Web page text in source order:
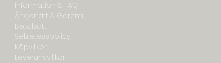
Information & FAQ
Ångerrätt & Garanti
Betalsätt
Sekretesspolicy
Köpvillkor
Leveransvillkor